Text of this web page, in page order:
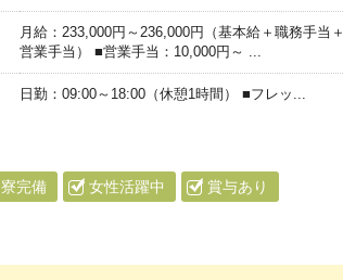
月給：233,000円～236,000円（基本給＋職務手当＋
営業手当） ■営業手当：10,000円～ ...
日勤：09:00～18:00（休憩1時間） ■フレッ...
寮完備 女性活躍中 賞与あり